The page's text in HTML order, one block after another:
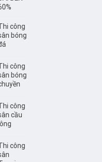
công
bóng
công
bóng
công
cầu
lông
công